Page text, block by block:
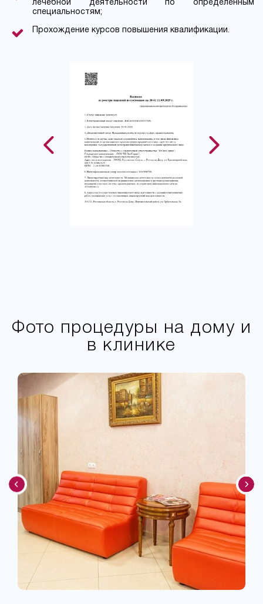
лечебной деятельности по определенным
специальностям;
Прохождение курсов повышения квалификации.
Фото процедуры на дому и
в клинике